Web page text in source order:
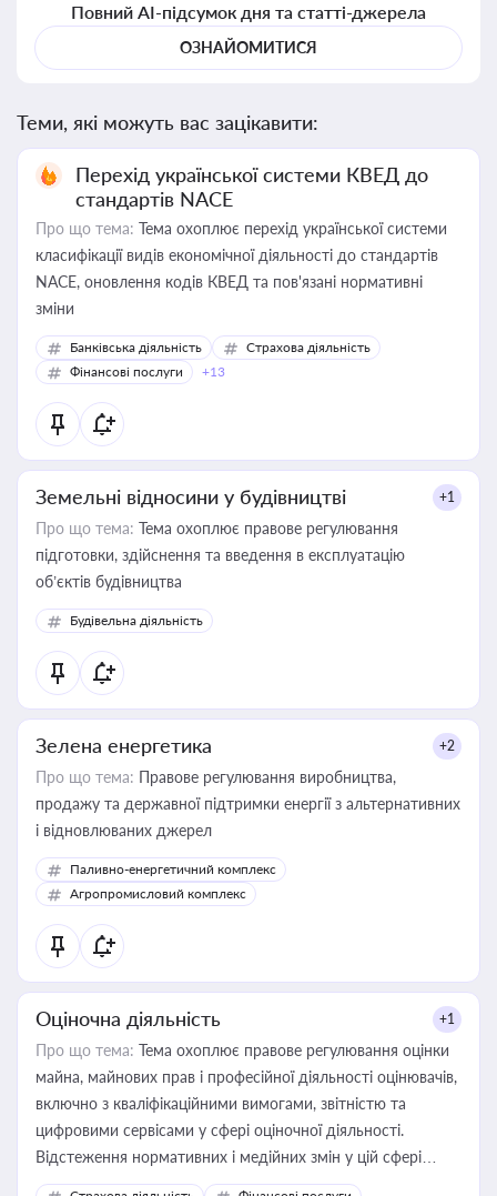
Повний AI-підсумок дня та статті-джерела
ОЗНАЙОМИТИСЯ
Теми, які можуть вас зацікавити:
Перехід української системи КВЕД до
стандартів NACE
Про що тема: Тема охоплює перехід української системи
класифікації видів економічної діяльності до стандартів
NACE, оновлення кодів КВЕД та пов'язані нормативні
зміни
Банківська діяльність
Страхова діяльність
Фінансові послуги
+13
Земельні відносини у будівництві +1
Про що тема: Тема охоплює правове регулювання
підготовки, здійснення та введення в експлуатацію
об’єктів будівництва
Будівельна діяльність
Зелена енергетика +2
Про що тема: Правове регулювання виробництва,
продажу та державної підтримки енергії з альтернативних
і відновлюваних джерел
Паливно-енергетичний комплекс
Агропромисловий комплекс
Оціночна діяльність +1
Про що тема: Тема охоплює правове регулювання оцінки
майна, майнових прав і професійної діяльності оцінювачів,
включно з кваліфікаційними вимогами, звітністю та
цифровими сервісами у сфері оціночної діяльності.
Відстеження нормативних і медійних змін у цій сфері
корисне для власника бізнесу, керівника, юриста або